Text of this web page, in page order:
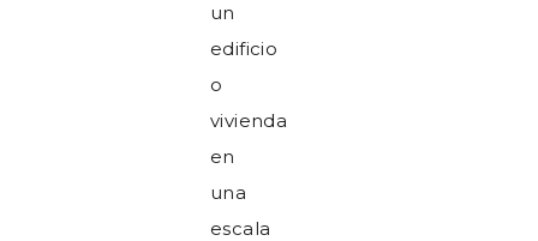
un
edificio
o
vivienda
en
una
escala